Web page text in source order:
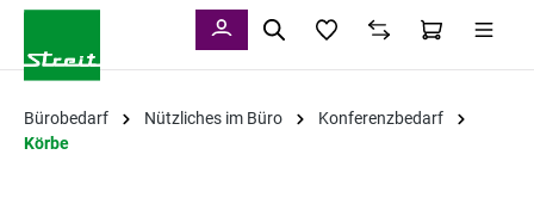
Bürobedarf Nützliches im Büro
Konferenzbedarf
Körbe